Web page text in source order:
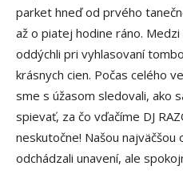
parket hneď od prvého
až o piatej hodine ráno.
oddýchli pri vyhlasovaní
krásnych cien. Počas celého
sme s úžasom sledovali, ako
spievať, za čo vďačíme DJ
neskutočne! Našou
odchádzali unavení, ale